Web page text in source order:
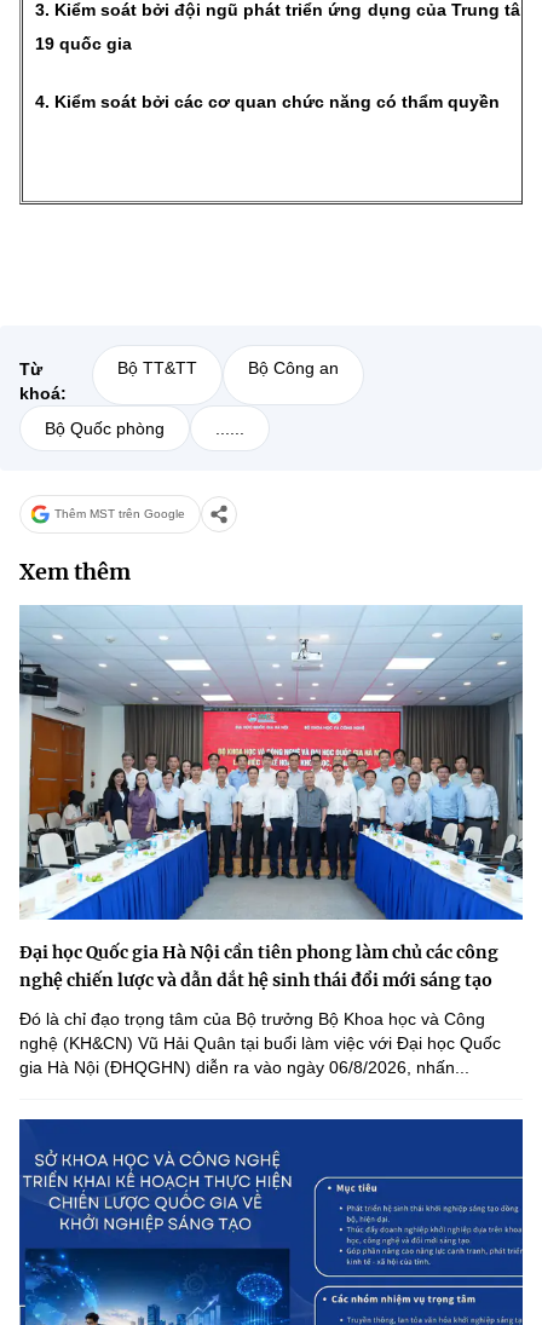
3. Kiểm soát bởi đội ngũ phát triển ứng dụng của Trung
19 quốc gia
4. Kiểm soát bởi các cơ quan chức năng có thẩm quyền
Từ
khoá:
Bộ TT&TT Bộ Công an
Bộ Quốc phòng
Thêm MST trên Google
Xem thêm
Đại học Quốc gia Hà Nội cần tiên phong làm chủ các công
nghệ chiến lược và dẫn dắt hệ sinh thái đổi mới sáng tạo
Đó là chỉ đạo trọng tâm của Bộ trưởng Bộ Khoa học và Công
nghệ (KH&CN) Vũ Hải Quân tại buổi làm việc với Đại học Quốc
gia Hà Nội (ĐHQGHN) diễn ra vào ngày 06/8/2026, nhấn...